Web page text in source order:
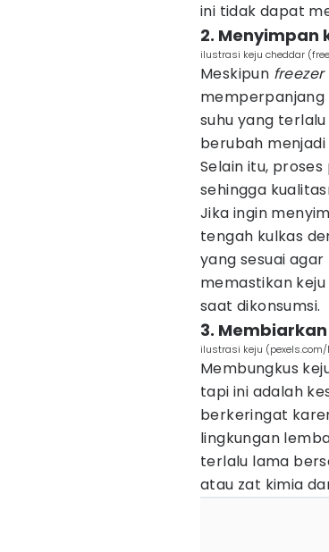
ini tidak dapat
2. Menyimpan
ilustrasi keju cheddar
Meskipun freezer
memperpanjang
suhu yang terlalu
berubah
Selain itu,
sehingga
Jika ingin
tengah kulkas
yang sesuai
memastikan
saat dikonsumsi.
3.
ilustrasi keju
Membungkus
tapi ini adalah
berkeringat
lingkungan
terlalu lama
atau zat kimia